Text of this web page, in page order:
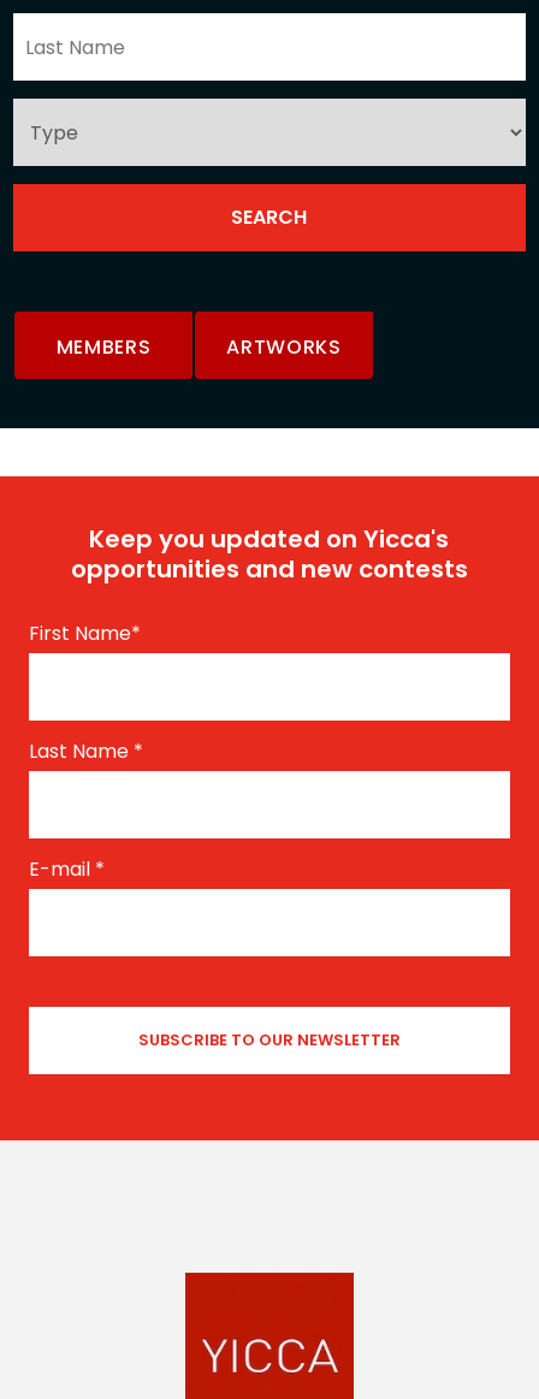
MEMBERS ARTWORKS
Keep you updated on Yicca's
opportunities and new contests
First Name*
Last Name *
E-mail *